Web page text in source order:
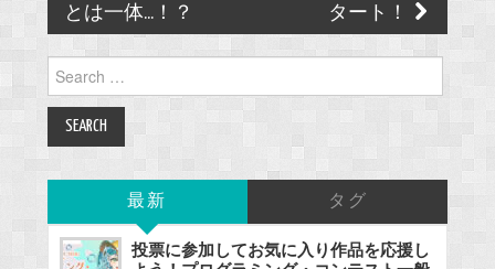
とは一体...！？
タート！
for:
最新 タグ
投票に参加してお気に入り作品を応援し